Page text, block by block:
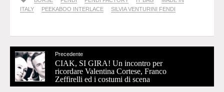
ITALY
PEEKABOO INTERLACE SILVIA VENTURINI FENDI
Precedente
CIAK, SI GIRA! Un incontro per
ricordare Valentina Cortese, Franco
Zeffirelli ed i costumi di scena